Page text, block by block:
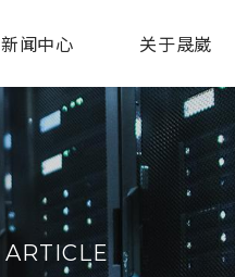
新闻中心 关于晟崴
ARTICLE